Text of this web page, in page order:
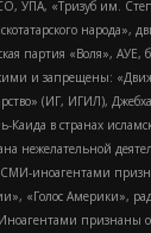
УПА, «Тризуб им.
народа»,
партия «Воля», АУЕ,
и запрещены:
(ИГ, ИГИЛ),
Каида в странах
нежелательной
иноагентами
«Голос Америки»,
признаны